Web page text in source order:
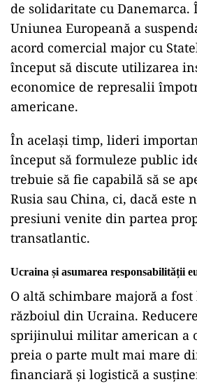
de solidaritate cu Danemarca.
Uniunea Europeană a
acord comercial major cu
început să discute utilizarea
economice de represalii
americane.
În același timp, lideri
început să formuleze public
trebuie să fie capabilă să se
Rusia sau China, ci, dacă este
presiuni venite din partea
transatlantic.
Ucraina și asumarea responsabilității
O altă schimbare majoră a fost
războiul din Ucraina.
sprijinului militar american a
preia o parte mult mai mare
financiară și logistică a